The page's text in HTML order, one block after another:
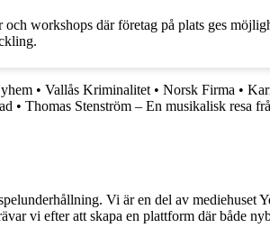
workshops där företag på plats ges
• Vallås Kriminalitet • Norsk Firma •
• Thomas Stenström – En musikalisk resa
Vi är en del av mediehuset
vi efter att skapa en plattform där både